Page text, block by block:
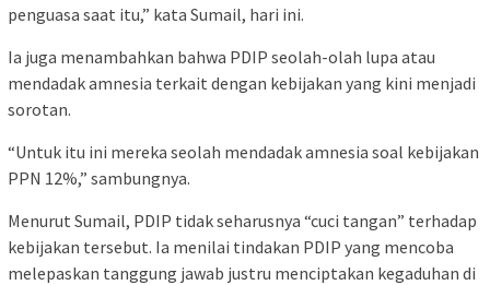
penguasa saat itu,” kata Sumail, hari ini.
Ia juga menambahkan bahwa PDIP seolah-olah lupa atau
mendadak amnesia terkait dengan kebijakan yang kini menjadi
sorotan.
“Untuk itu ini mereka seolah mendadak amnesia soal kebijakan
PPN 12%,” sambungnya.
Menurut Sumail, PDIP tidak seharusnya “cuci tangan” terhadap
kebijakan tersebut. Ia menilai tindakan PDIP yang mencoba
melepaskan tanggung jawab justru menciptakan kegaduhan di